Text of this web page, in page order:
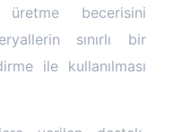
becerisini
sınırlı bir
ile kullanılması